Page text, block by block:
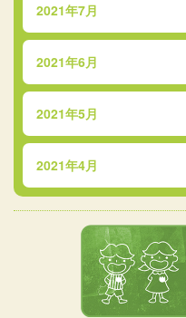
2021年7月
2021年6月
2021年5月
2021年4月